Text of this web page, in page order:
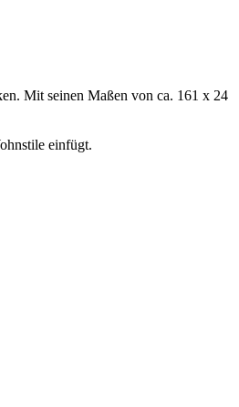
Mit seinen Maßen von ca. 161 x 24
einfügt.